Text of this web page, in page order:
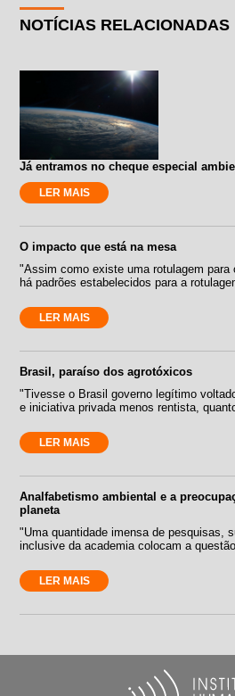
NOTÍCIAS RELACIONADAS
Já entramos no cheque especial
LER MAIS
O impacto que está na mesa
"Assim como existe uma rotulagem
há padrões estabelecidos para a
LER MAIS
Brasil, paraíso dos agrotóxicos
"Tivesse o Brasil governo legítimo
e iniciativa privada menos rentista,
LER MAIS
Analfabetismo ambiental e a
planeta
"Uma quantidade imensa de pesquisas,
inclusive da academia colocam a
LER MAIS